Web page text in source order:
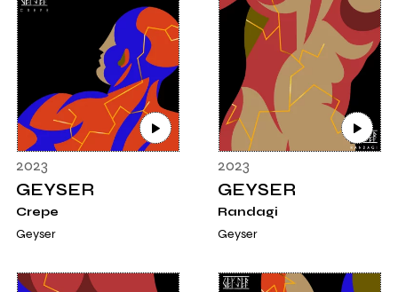
2023
GEYSER
Crepe
Geyser
2023
GEYSER
Randagi
Geyser